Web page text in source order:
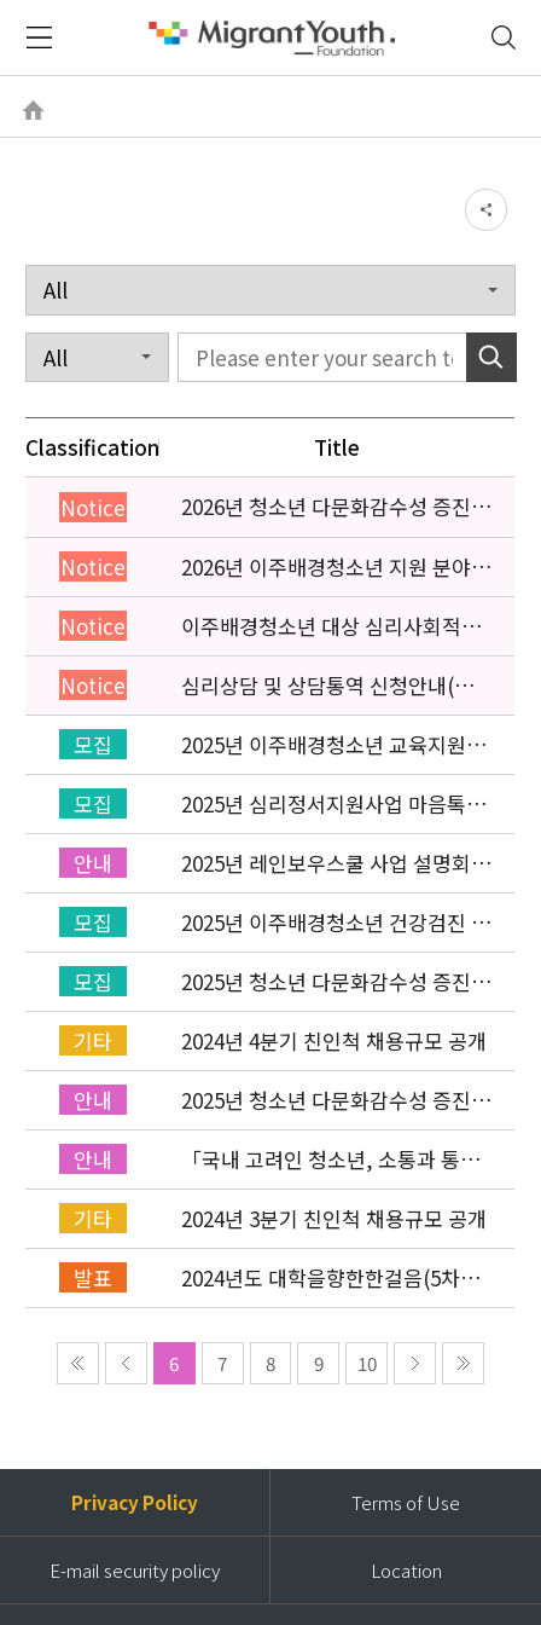
Classification Title
Notice
2026년 청소년 다문화감수성 증진
프로그램 「다가감」신청기관 안내
Notice
2026년 이주배경청소년 지원 분야
종사자 역량강화 교육 일정 안내
Notice
이주배경청소년 대상 심리사회적응
검사 연수동영상 개편 안내
Notice
심리상담 및 상담통역 신청안내(의뢰
서첨부)
모집
2025년 이주배경청소년 교육지원사
업 ‘레인보우스쿨’ 개설기관 신청 공
고
모집
2025년 심리정서지원사업 마음톡톡
상담사 선발
안내
2025년 레인보우스쿨 사업 설명회
(온라인) 안내
모집
2025년 이주배경청소년 건강검진 신
청 접수(상시)
모집
2025년 청소년 다문화감수성 증진
프로그램「다가감」번역본 수요조
사
기타
2024년 4분기 친인척 채용규모 공개
안내
2025년 청소년 다문화감수성 증진
프로그램「다가감」온라인 설명회
진행
안내
「국내 고려인 청소년, 소통과 통합
을 위한 실질적 지원 방안」정책토론
회 신청 접수
기타
2024년 3분기 친인척 채용규모 공개
발표
2024년도 대학을향한한걸음(5차년
도) 장학생 최종 선발
6 7 8 9 10
Privacy Policy Terms of Use
E-mail security policy Location